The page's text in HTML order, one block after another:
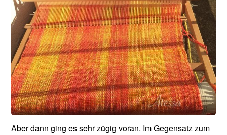
Aber dann ging es sehr zügig voran. Im Gegensatz zum